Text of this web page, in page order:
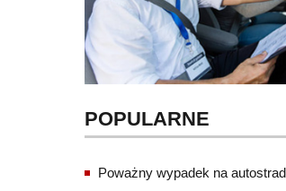
POPULARNE
Poważny wypadek na